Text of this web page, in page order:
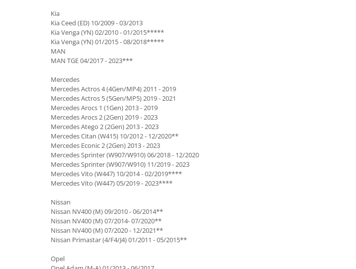
Kia
Kia Ceed (ED) 10/2009 - 03/2013
Kia Venga (YN) 02/2010 - 01/2015*****
Kia Venga (YN) 01/2015 - 08/2018*****
MAN
MAN TGE 04/2017 - 2023***
Mercedes
Mercedes Actros 4 (4Gen/MP4) 2011 - 2019
Mercedes Actros 5 (5Gen/MP5) 2019 - 2021
Mercedes Arocs 1 (1Gen) 2013 - 2019
Mercedes Arocs 2 (2Gen) 2019 - 2023
Mercedes Atego 2 (2Gen) 2013 - 2023
Mercedes Citan (W415) 10/2012 - 12/2020**
Mercedes Econic 2 (2Gen) 2013 - 2023
Mercedes Sprinter (W907/W910) 06/2018 - 12/2020
Mercedes Sprinter (W907/W910) 11/2019 - 2023
Mercedes Vito (W447) 10/2014 - 02/2019****
Mercedes Vito (W447) 05/2019 - 2023****
Nissan
Nissan NV400 (M) 09/2010 - 06/2014**
Nissan NV400 (M) 07/2014- 07/2020**
Nissan NV400 (M) 07/2020 - 12/2021**
Nissan Primastar (4/F4/J4) 01/2011 - 05/2015**
Opel